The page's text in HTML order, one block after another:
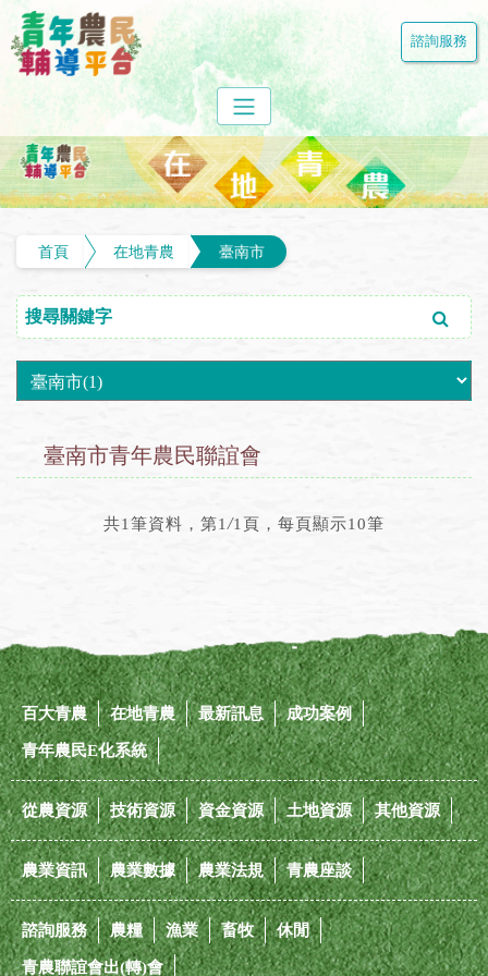
諮詢服務
首頁 在地青農 臺南市
臺南市青年農民聯誼會
共1筆資料，第1 /1頁，每頁顯示10筆
百大青農 在地青農 最新訊息 成功案例
青年農民E化系統
從農資源 技術資源 資金資源 土地資源 其他資源
農業資訊 農業數據 農業法規 青農座談
諮詢服務 農糧 漁業 畜牧 休閒
青農聯誼會出(轉)會